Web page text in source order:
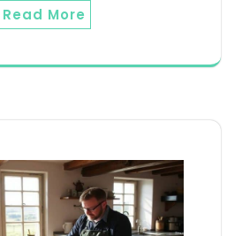
Read More